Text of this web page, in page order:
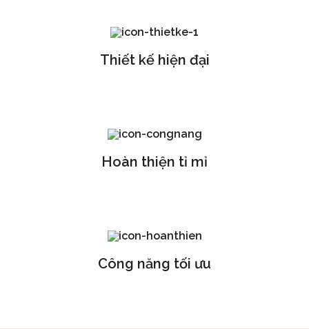
Thiết kế hiện đại
Hoàn thiện tỉ mỉ
Công năng tối ưu